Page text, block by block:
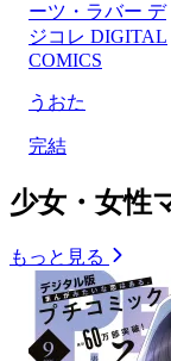
ーツ・ラバー デ
ジコレ DIGITAL
COMICS
うおた
完結
少女・女性
もっと見る